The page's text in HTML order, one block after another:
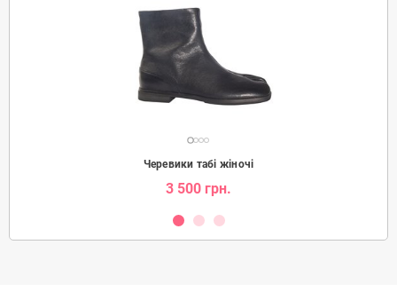
Черевики табі жіночі
3 500 грн.